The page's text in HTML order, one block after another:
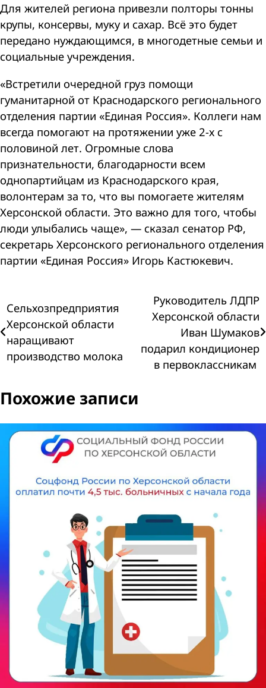
Для жителей региона привезли полторы тонны
крупы, консервы, муку и сахар. Всё это будет
передано нуждающимся, в многодетные семьи и
социальные учреждения.
«Встретили очередной груз помощи
гуманитарной от Краснодарского регионального
отделения партии «Единая Россия». Коллеги нам
всегда помогают на протяжении уже 2-х с
половиной лет. Огромные слова
признательности, благодарности всем
однопартийцам из Краснодарского края,
волонтерам за то, что вы помогаете жителям
Херсонской области. Это важно для того, чтобы
люди улыбались чаще», — сказал сенатор РФ,
секретарь Херсонского регионального отделения
партии «Единая Россия» Игорь Кастюкевич.
Навигация
по
записям
Сельхозпредприятия
Херсонской области
наращивают
производство молока
Руководитель ЛДПР
Херсонской области
Иван Шумаков
подарил кондиционер
в первоклассникам
Похожие записи